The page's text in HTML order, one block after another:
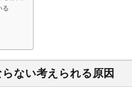
る
ない考えられる原因